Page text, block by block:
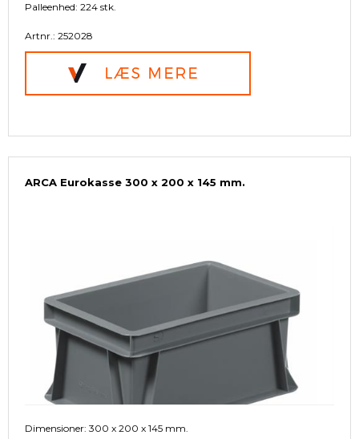
Palleenhed: 224 stk.
Artnr.: 252028
ARCA Eurokasse 300 x 200 x 145 mm.
Dimensioner: 300 x 200 x 145 mm.